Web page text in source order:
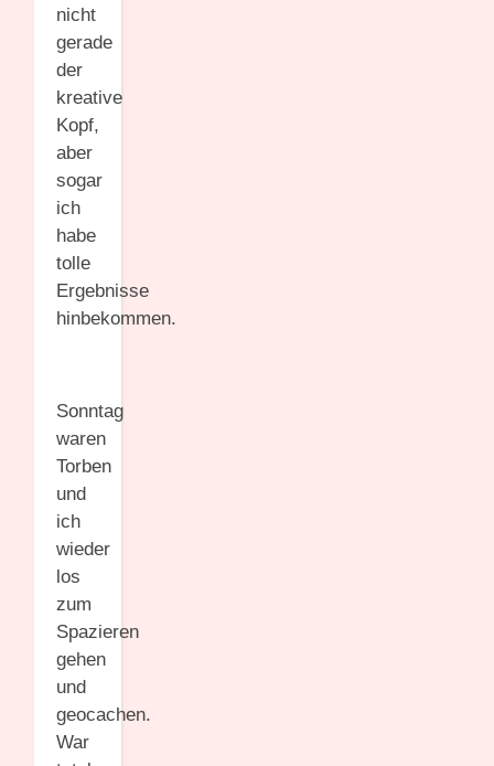
nicht
gerade
der
kreative
Kopf,
aber
sogar
ich
habe
tolle
Ergebnisse
hinbekommen.
Sonntag
waren
Torben
und
ich
wieder
los
zum
Spazieren
gehen
und
geocachen.
War